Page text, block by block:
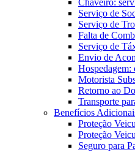
Chaveiro:
Serviço de
Serviço de
Falta de
Serviço de
Envio de
Hospedagem:
Motorista
Retorno ao
Transporte
Benefícios
Proteção
Proteção
Seguro para